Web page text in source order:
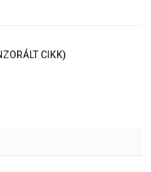
CIKK)